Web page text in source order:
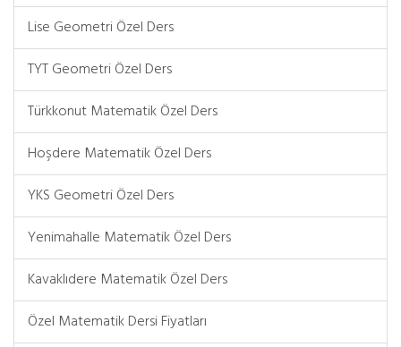
Lise Geometri Özel Ders
TYT Geometri Özel Ders
Türkkonut Matematik Özel Ders
Hoşdere Matematik Özel Ders
YKS Geometri Özel Ders
Yenimahalle Matematik Özel Ders
Kavaklıdere Matematik Özel Ders
Özel Matematik Dersi Fiyatları